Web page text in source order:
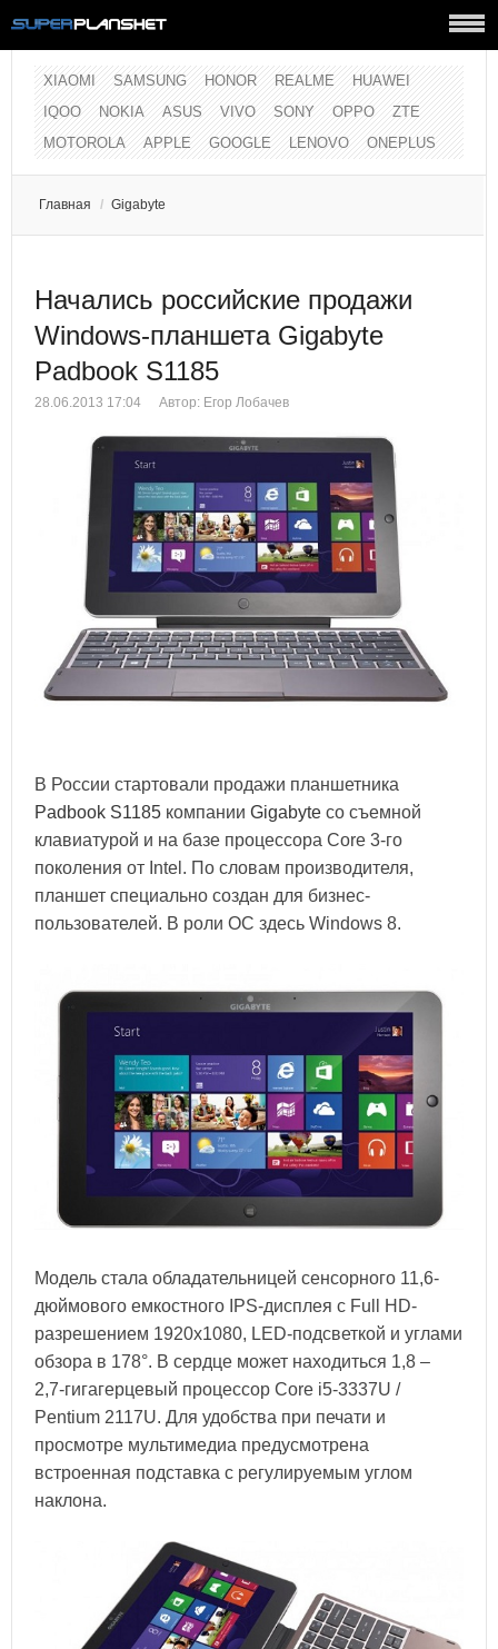
XIAOMI SAMSUNG HONOR REALME
HUAWEI
IQOO
NOKIA ASUS VIVO SONY OPPO
ZTE
MOTOROLA
APPLE GOOGLE LENOVO ONEPLUS
Главная / Gigabyte
Начались российские продажи
Windows-планшета Gigabyte
Padbook S1185
28.06.2013 17:04 Автор: Егор Лобачев
В России стартовали продажи планшетника
Padbook S1185 компании Gigabyte со съемной
клавиатурой и на базе процессора Core 3-го
поколения от Intel. По словам производителя,
планшет специально создан для бизнес-
пользователей. В роли ОС здесь Windows 8.
Модель стала обладательницей сенсорного 11,6-
дюймового емкостного IPS-дисплея с Full HD-
разрешением 1920x1080, LED-подсветкой и углами
обзора в 178°. В сердце может находиться 1,8 –
2,7-гигагерцевый процессор Core i5-3337U /
Pentium 2117U. Для удобства при печати и
просмотре мультимедиа предусмотрена
встроенная подставка с регулируемым углом
наклона.